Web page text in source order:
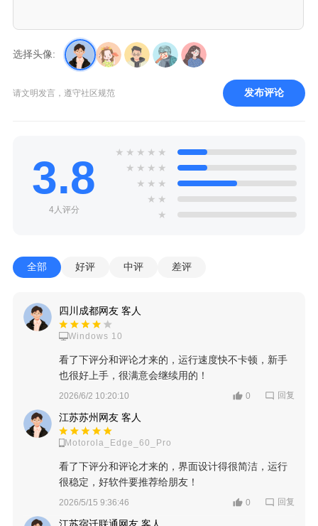
选择头像:
请文明发言，遵守社区规范 发布评论
3.8
4人评分
★ ★ ★ ★ ★
★ ★ ★ ★
★ ★ ★
★ ★
★
全部 好评 中评 差评
四川成都网友 客人
Windows 10
看了下评分和评论才来的，运行速度快不卡顿，新手
也很好上手，很满意会继续用的！
2026/6/2 10:20:10 0 回复
江苏苏州网友 客人
Motorola_Edge_60_Pro
看了下评分和评论才来的，界面设计得很简洁，运行
很稳定，好软件要推荐给朋友！
2026/5/15 9:36:46 0 回复